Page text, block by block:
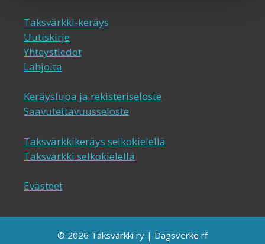
Taksvärkki-keräys
Uutiskirje
Yhteystiedot
Lahjoita
Keräyslupa ja rekisteriseloste
Saavutettavuusseloste
Taksvärkkikeräys selkokielellä
Taksvärkki selkokielellä
Evästeet
© 2026 Taksvärkki ry | Dagsverke rf